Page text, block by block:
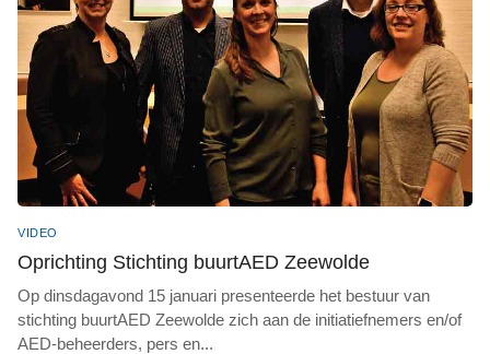
VIDEO
Oprichting Stichting buurtAED Zeewolde
Op dinsdagavond 15 januari presenteerde het bestuur van
stichting buurtAED Zeewolde zich aan de initiatiefnemers en/of
AED-beheerders, pers en...